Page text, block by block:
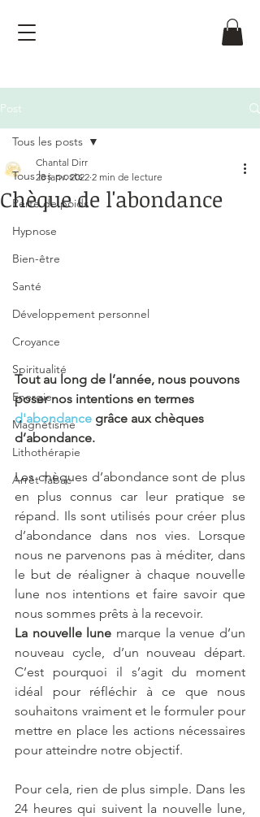
Post
Tous les posts
Perte de poids
Hypnose
Bien-être
Santé
Développement personnel
Croyance
Spiritualité
Energie
Magnétisme
Lithothérapie
Arrêt Tabac
Tous les posts
Chèque de l'abondance
Chantal Dirr
28 janv. 2022 2 min de lecture
Tout au long de l’année, nous pouvons
poser nos intentions en termes
d'abondance grâce aux chèques
d’abondance.
Les chèques d’abondance sont de plus
en plus connus car leur pratique se
répand. Ils sont utilisés pour créer plus
d’abondance dans nos vies. Lorsque
nous ne parvenons pas à méditer, dans
le but de réaligner à chaque nouvelle
lune nos intentions et faire savoir que
nous sommes prêts à la recevoir.
La nouvelle lune marque la venue d’un
nouveau cycle, d’un nouveau départ.
C’est pourquoi il s’agit du moment
idéal pour réfléchir à ce que nous
souhaitons vraiment et le formuler pour
mettre en place les actions nécessaires
pour atteindre notre objectif.
Pour cela, rien de plus simple. Dans les
24 heures qui suivent la nouvelle lune,